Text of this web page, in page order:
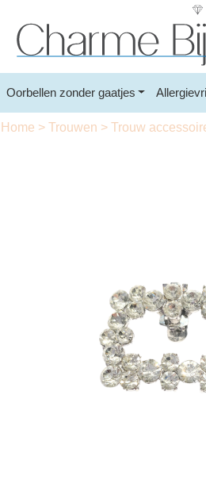
Oorbellen zonder gaatjes
Home > Trouwen > Trouw